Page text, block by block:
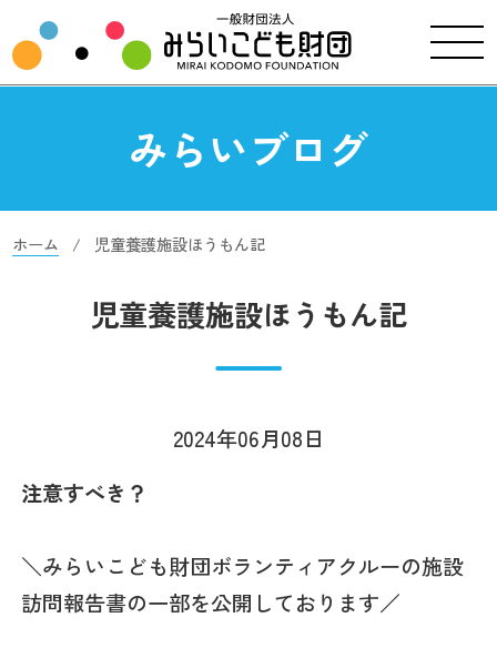
みらいブログ
ホーム 児童養護施設ほうもん記
児童養護施設ほうもん記
2024年06月08日
注意すべき？
＼みらいこども財団ボランティアクルーの施設
訪問報告書の一部を公開しております／